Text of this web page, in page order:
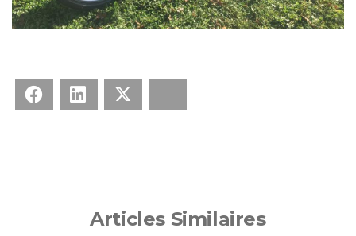
Facebook LinkedIn
Articles Similaires